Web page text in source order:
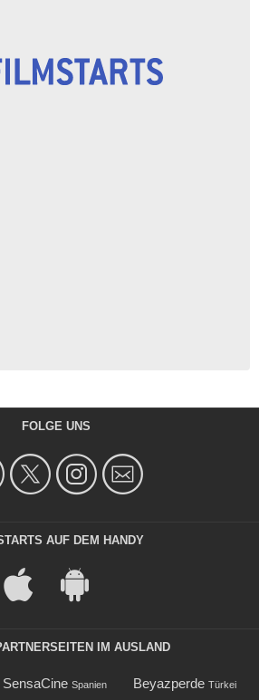
FOLGE UNS
AUF DEM HANDY
IM AUSLAND
SensaCine Spanien Beyazperde Türkei